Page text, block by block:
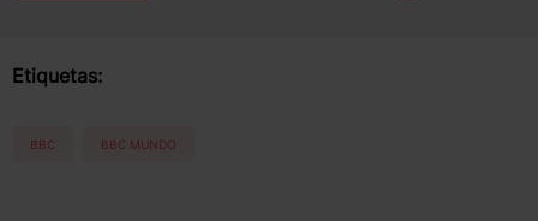
Etiquetas:
BBC BBC MUNDO